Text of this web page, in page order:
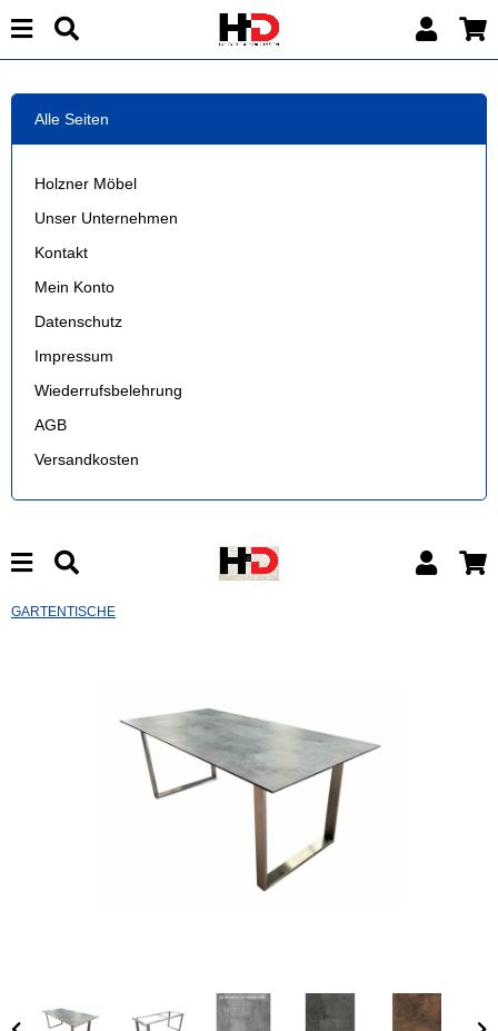
Alle Seiten
Holzner Möbel
Unser Unternehmen
Kontakt
Mein Konto
Datenschutz
Impressum
Wiederrufsbelehrung
AGB
Versandkosten
GARTENTISCHE